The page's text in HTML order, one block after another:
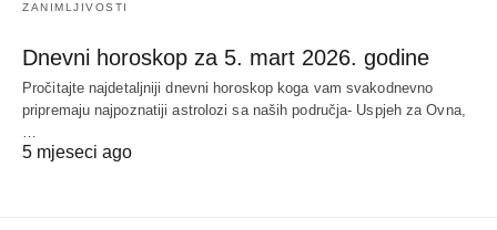
ZANIMLJIVOSTI
Dnevni horoskop za 5. mart 2026. godine
Pročitajte najdetaljniji dnevni horoskop koga vam svakodnevno
pripremaju najpoznatiji astrolozi sa naših područja- Uspjeh za Ovna,
…
5 mjeseci ago